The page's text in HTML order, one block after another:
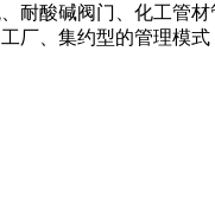
酸碱阀门、化工管
厂、集约型的管理模